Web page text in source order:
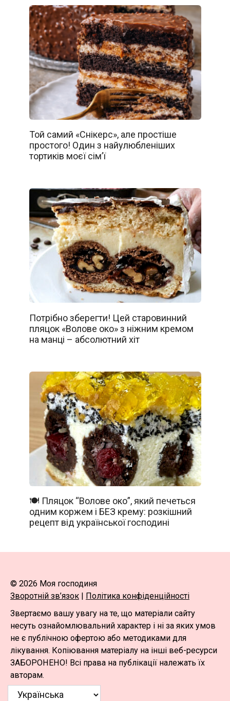
Той самий «Снікерс», але простіше
простого! Один з найулюбленіших
тортиків моєї сім’ї
Потрібно зберегти! Цей старовинний
пляцок «Волове око» з ніжним кремом
на манці – абсолютний хіт
🍽️ Пляцок “Волове око”, який печеться
одним коржем і БЕЗ крему: розкішний
рецепт від української господині
© 2026 Моя господиня
Зворотній зв’язок | Політика конфіденційності
Звертаємо вашу увагу на те, що матеріали сайту
несуть ознайомлювальний характер і ні за яких умов
не є публічною офертою або методиками для
лікування. Копіювання матеріалу на інші веб-ресурси
ЗАБОРОНЕНО! Всі права на публікації належать їх
авторам.